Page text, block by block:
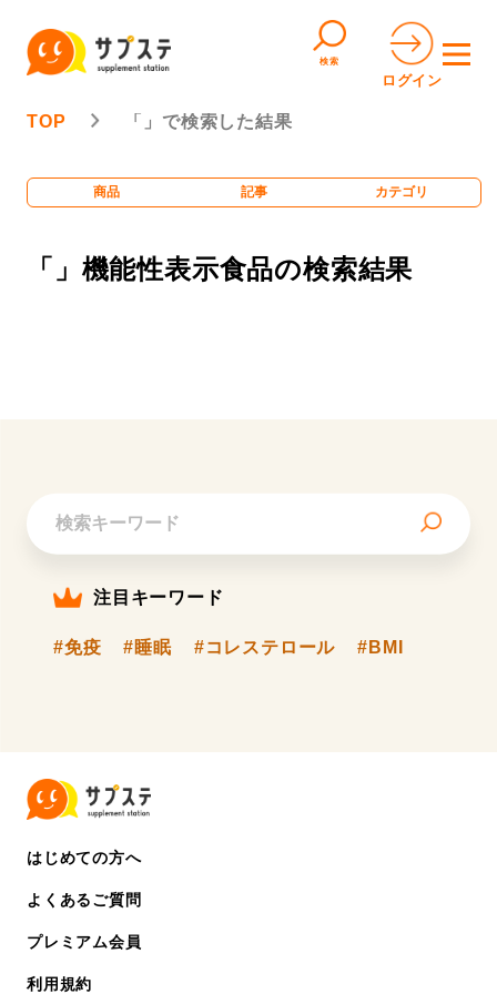
検索
ログイン
TOP 「」で検索した結果
商品 記事 カテゴリ
「」機能性表示食品の検索結果
注目キーワード
#免疫 #睡眠 #コレステロール #BMI
はじめての方へ
よくあるご質問
プレミアム会員
利用規約